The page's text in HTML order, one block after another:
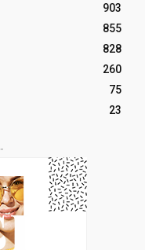
903
855
828
260
75
23